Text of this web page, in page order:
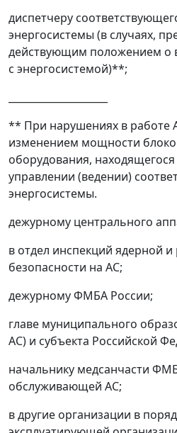
диспетчеру
энергосистемы (в случаях,
действующим положением о
с энергосистемой)**;
** При нарушениях в работе
изменением мощности
оборудования,
управлении (ведении)
энергосистемы.
дежурному центрального
в отдел инспекций ядерной
безопасности на АС;
дежурному ФМБА России;
главе муниципального
АС) и субъекта Российской
начальнику медсанчасти
обслуживающей АС;
в другие организации в